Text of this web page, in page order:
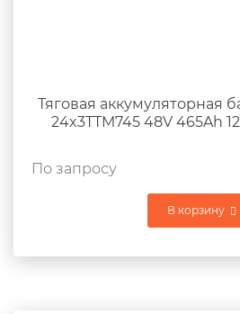
Тяговая аккумуляторная
24x3TTM745 48V 465Ah
По запросу
В корзину